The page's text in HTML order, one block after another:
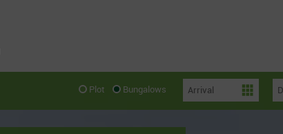
Plot Bungalows